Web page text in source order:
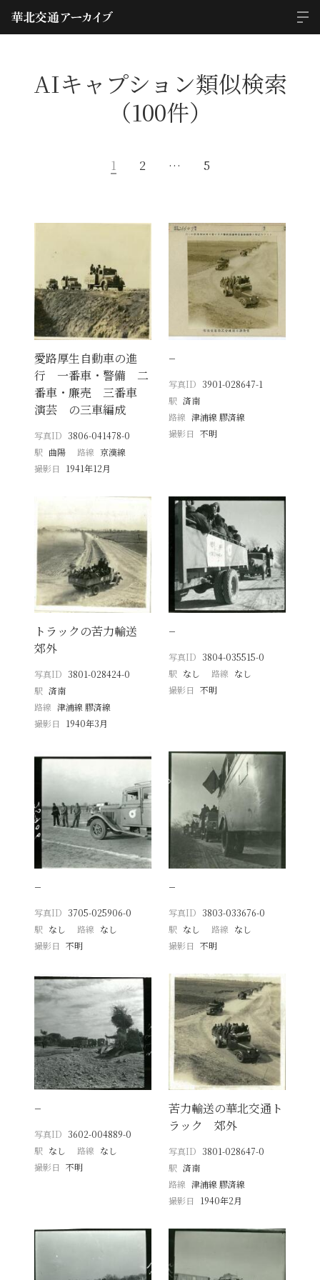
AIキャプション類似検索
（100件）
1 2 … 5
愛路厚生自動車の進
行 一番車・警備 二
番車・廉売 三番車
演芸 の三車編成
写真ID 3806-041478-0
駅 曲陽 路線 京漢線
撮影日
1941年12月
−
写真ID 3901-028647-1
駅 済南
路線 津浦線 膠済線
撮影日 不明
トラックの苦力輸送
郊外
写真ID 3801-028424-0
駅 済南
路線 津浦線 膠済線
撮影日
1940年3月
−
写真ID 3804-035515-0
駅 なし 路線 なし
撮影日 不明
−
写真ID 3705-025906-0
駅 なし 路線 なし
撮影日
不明
−
写真ID 3803-033676-0
駅 なし 路線 なし
撮影日 不明
−
写真ID 3602-004889-0
駅 なし 路線 なし
撮影日
不明
苦力輸送の華北交通ト
ラック 郊外
写真ID 3801-028647-0
駅 済南
路線 津浦線 膠済線
撮影日
1940年2月